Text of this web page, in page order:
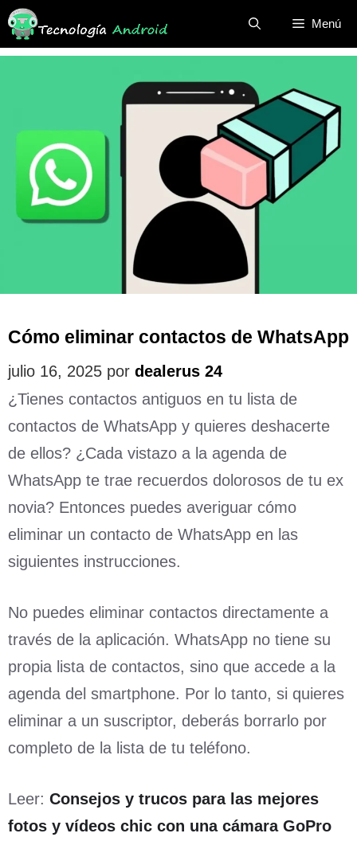
Saltar
Menú
Cómo eliminar contactos de WhatsApp
julio 16, 2025 por dealerus 24
¿Tienes contactos antiguos en tu lista de
contactos de WhatsApp y quieres deshacerte
de ellos? ¿Cada vistazo a la agenda de
WhatsApp te trae recuerdos dolorosos de tu ex
novia? Entonces puedes averiguar cómo
eliminar un contacto de WhatsApp en las
siguientes instrucciones.
No puedes eliminar contactos directamente a
través de la aplicación. WhatsApp no tiene su
propia lista de contactos, sino que accede a la
agenda del smartphone. Por lo tanto, si quieres
eliminar a un suscriptor, deberás borrarlo por
completo de la lista de tu teléfono.
Leer: Consejos y trucos para las mejores
fotos y vídeos chic con una cámara GoPro